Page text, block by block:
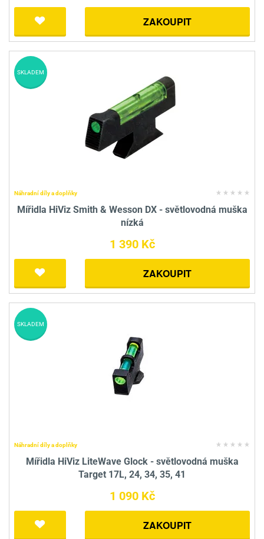
ZAKOUPIT
Náhradní díly a doplňky
Mířidla HiViz Smith & Wesson DX - světlovodná muška
nízká
1 390 Kč
ZAKOUPIT
SKLADEM
Náhradní díly a doplňky
Mířidla HiViz LiteWave Glock - světlovodná muška
Target 17L, 24, 34, 35, 41
1 090 Kč
ZAKOUPIT
SKLADEM